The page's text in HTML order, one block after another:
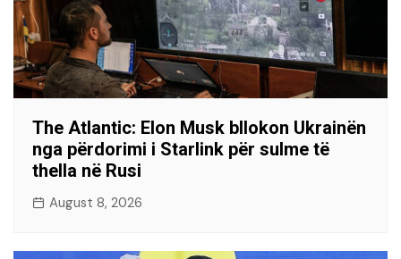
The Atlantic: Elon Musk bllokon Ukrainën
nga përdorimi i Starlink për sulme të
thella në Rusi
August 8, 2026